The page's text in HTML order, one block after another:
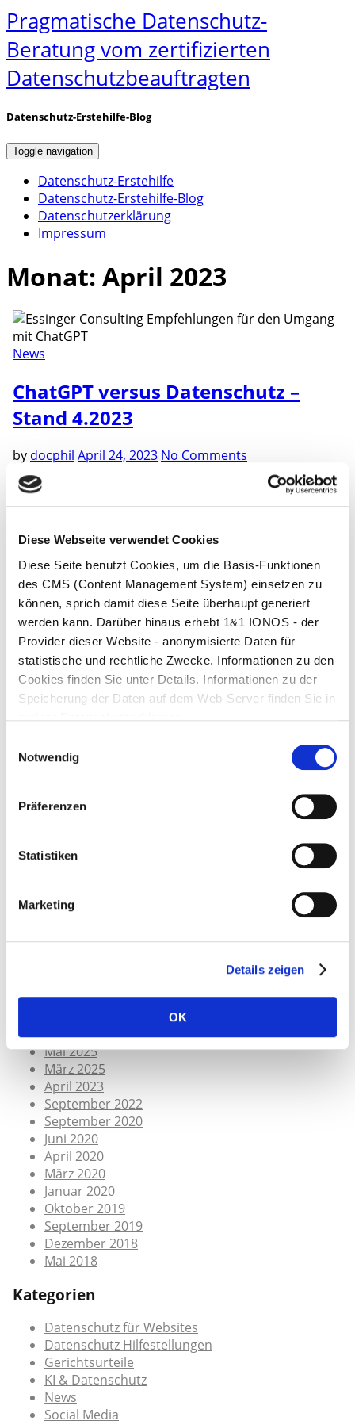
Diese Webseite verwendet Cookies
Diese Seite benutzt Cookies, um die Basis-Funktionen
des CMS (Content Management System) einsetzen zu
können, sprich damit diese Seite überhaupt generiert
werden kann. Darüber hinaus erhebt 1&1 IONOS - der
Provider dieser Website - anonymisierte Daten für
statistische und rechtliche Zwecke. Informationen zu den
Cookies finden Sie unter Details. Informationen zu der
Speicherung der Daten auf dem Web-Server finden Sie in
Notwendig
Präferenzen
Statistiken
Marketing
Details zeigen
OK
Pragmatische Datenschutz-
Beratung vom zertifizierten
Datenschutzbeauftragten
Datenschutz-Erstehilfe-Blog
Toggle navigation
Datenschutz-Erstehilfe
Datenschutz-Erstehilfe-Blog
Datenschutzerklärung
Impressum
Monat: April 2023
News
ChatGPT versus Datenschutz –
Stand 4.2023
by docphil April 24, 2023 No Comments
Datenschutz und die korrekte Nutzung von ChatGPT
Bei der Nutzung von ChatGPT, müssen folgende
ChatGPT ist ein Chatbot, der mit Hilfe von künstlicher
kann, von Liebesbriefen über Geschäftsbriefe bis hin
zu Programmiercodes. Es ist wichtig zu beachten, dass
keine vertraulichen Unternehmensinformationen oder
personenbezogenen Daten […]
Neue Beiträge
Artikel 50 der KI-Verordnung: Was muss im Blick
behalten werden
WhatsApp vs. Datenschutz – Stand 2026
Mai 19,
DSGVO-Datenschutz-konforme Tools für die
digitale Kommunikation, Kollaboration und
Mehr digitale Souveränität für die EU: Frankreich
schafft Microsoft Teams und Zoom für Behörden
Juli 2026
Januar 2026
Mai 2025
März 2025
April 2023
September 2022
September 2020
Juni 2020
April 2020
März 2020
Januar 2020
Oktober 2019
September 2019
Dezember 2018
Mai 2018
Kategorien
Datenschutz für Websites
Datenschutz Hilfestellungen
Gerichtsurteile
KI & Datenschutz
News
Social Media